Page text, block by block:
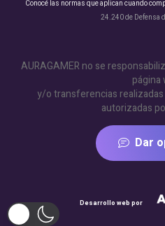
Conocé las normas que aplican cuando
24.240 de Defensa
AURAGAMER no se
página
y/o transferencias
autorizadas
Dar
Desarrollo web por